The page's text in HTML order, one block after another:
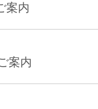
案内
案内